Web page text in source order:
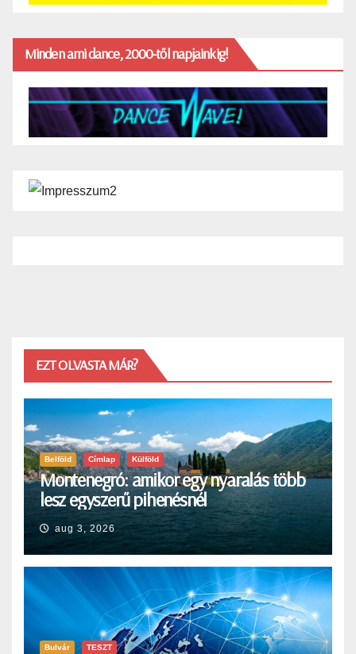
Minden ami dance, 2000-től napjainkig!
EZT OLVASTA MÁR?
Belföld Címlap Külföld
Montenegró: amikor egy nyaralás több
lesz egyszerű pihenésnél
aug 3, 2026
Bulvár TESZT